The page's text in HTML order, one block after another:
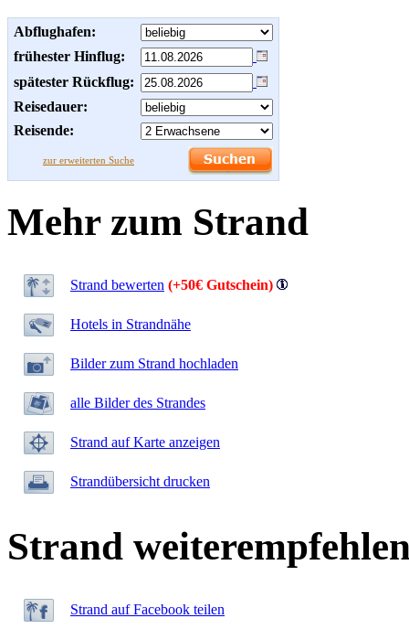
Abflughafen:
frühester Hinflug:
spätester Rückflug:
Reisedauer:
Reisende:
zur erweiterten Suche
Mehr zum Strand
Strand bewerten (+50€ Gutschein)
Hotels in Strandnähe
Bilder zum Strand hochladen
alle Bilder des Strandes
Strand auf Karte anzeigen
Strandübersicht drucken
Strand
Strand auf Facebook teilen